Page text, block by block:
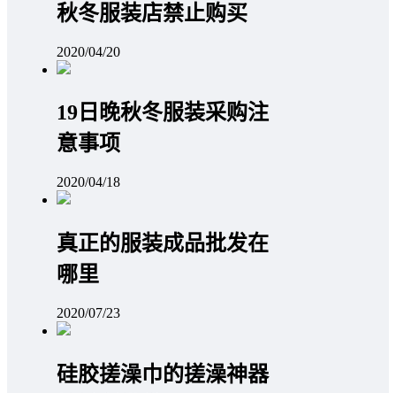
秋冬服装店禁止购买
2020/04/20
19日晚秋冬服装采购注
意事项
2020/04/18
真正的服装成品批发在
哪里
2020/07/23
硅胶搓澡巾的搓澡神器